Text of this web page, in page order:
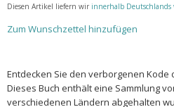
Diesen Artikel liefern wir innerhalb Deutschlands
Zum Wunschzettel hinzufügen
Entdecken Sie den verborgenen Kode
Dieses Buch enthält eine Sammlung
verschiedenen Ländern abgehalten